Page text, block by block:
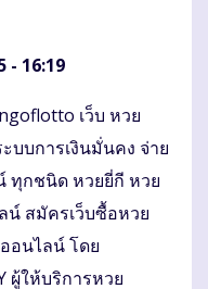
- 16:19
เว็บ หวย
บการเงินมั่นคง จ่าย
ทุกชนิด หวยยี่กี หวย
น์ สมัครเว็บซื้อหวย
อนไลน์ โดย
ผู้ให้บริการหวย